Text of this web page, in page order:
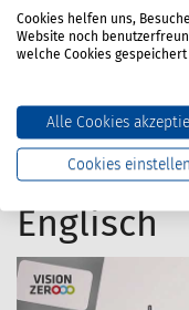
und
auf allen
Englisch
Cookies helfen uns,
Website noch
welche Cookies
Alle Cookies
Cookies einstellen